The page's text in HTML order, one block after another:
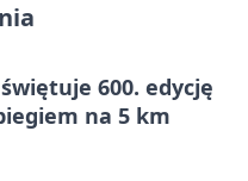
600. edycję
na 5 km